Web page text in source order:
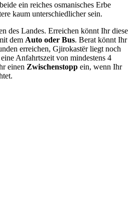
ein reiches osmanisches Erbe
kaum unterschiedlicher sein.
des Landes. Erreichen könnt Ihr diese
dem Auto oder Bus. Berat könnt Ihr
erreichen, Gjirokastër liegt noch
Anfahrtszeit von mindestens 4
einen Zwischenstopp ein, wenn Ihr